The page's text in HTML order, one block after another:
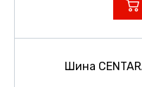
Шина